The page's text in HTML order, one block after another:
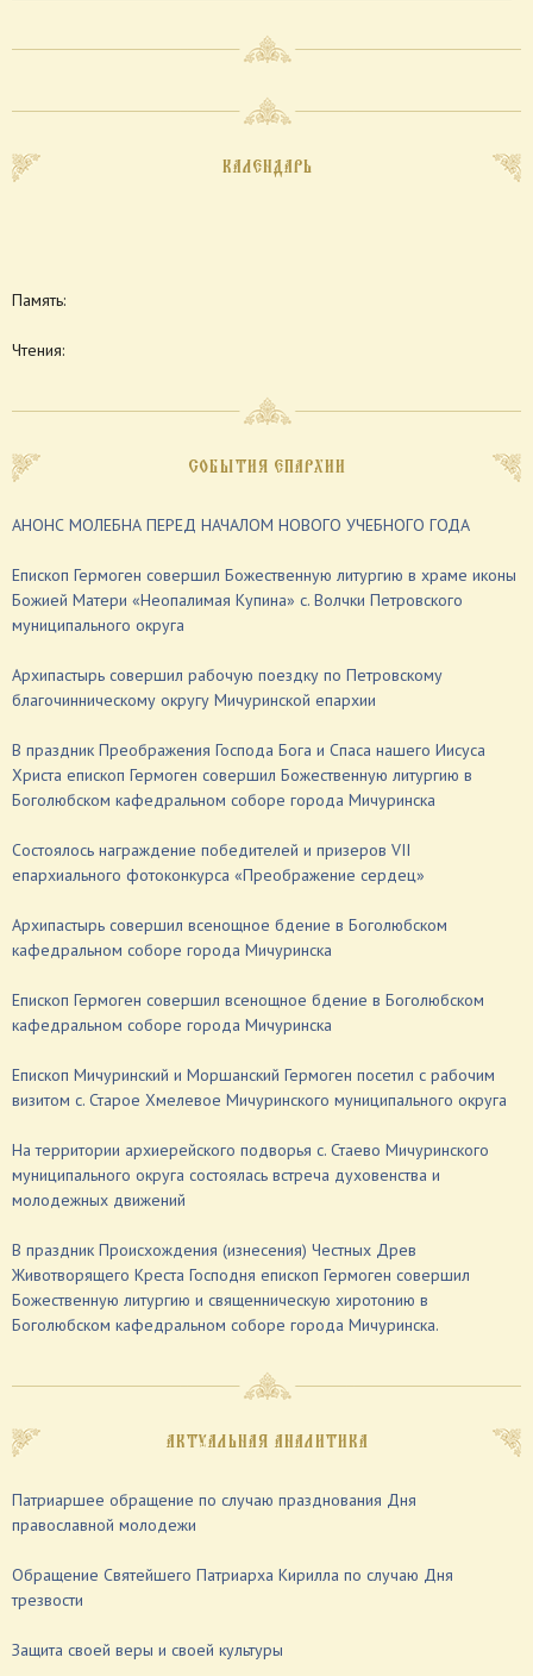
КАЛЕНДАРЬ
Память:
Чтения:
СОБЫТИЯ ЕПАРХИИ
АНОНС МОЛЕБНА ПЕРЕД НАЧАЛОМ НОВОГО УЧЕБНОГО ГОДА
Епископ Гермоген совершил Божественную литургию в храме иконы
Божией Матери «Неопалимая Купина» с. Волчки Петровского
муниципального округа
Архипастырь совершил рабочую поездку по Петровскому
благочинническому округу Мичуринской епархии
В праздник Преображения Господа Бога и Спаса нашего Иисуса
Христа епископ Гермоген совершил Божественную литургию в
Боголюбском кафедральном соборе города Мичуринска
Состоялось награждение победителей и призеров VII
епархиального фотоконкурса «Преображение сердец»
Архипастырь совершил всенощное бдение в Боголюбском
кафедральном соборе города Мичуринска
Епископ Гермоген совершил всенощное бдение в Боголюбском
кафедральном соборе города Мичуринска
Епископ Мичуринский и Моршанский Гермоген посетил с рабочим
визитом с. Старое Хмелевое Мичуринского муниципального округа
На территории архиерейского подворья с. Стаево Мичуринского
муниципального округа состоялась встреча духовенства и
молодежных движений
В праздник Происхождения (изнесения) Честных Древ
Животворящего Креста Господня епископ Гермоген совершил
Божественную литургию и священническую хиротонию в
Боголюбском кафедральном соборе города Мичуринска.
АКТУАЛЬНАЯ АНАЛИТИКА
Патриаршее обращение по случаю празднования Дня
православной молодежи
Обращение Святейшего Патриарха Кирилла по случаю Дня
трезвости
Защита своей веры и своей культуры